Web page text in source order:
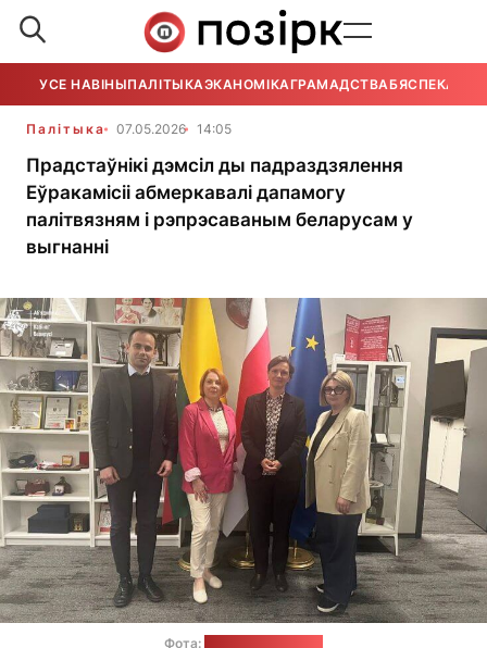
УСЕ НАВІНЫПАЛІТЫКАЭКАНОМІКАГРАМАДСТВАБЯСПЕКА
Палітыка 07.05.2026 14:05
Прадстаўнікі дэмсіл ды падраздзялення
Еўракамісіі абмеркавалі дапамогу
палітвязням і рэпрэсаваным беларусам у
выгнанні
Фота: